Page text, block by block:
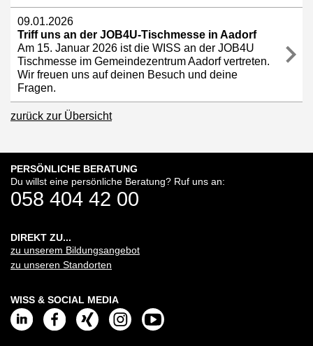
09.01.2026
Triff uns an der JOB4U-Tischmesse in Aadorf
Am 15. Januar 2026 ist die WISS an der JOB4U
Tischmesse im Gemeindezentrum Aadorf vertreten.
Wir freuen uns auf deinen Besuch und deine
Fragen.
zurück zur Übersicht
PERSÖNLICHE BERATUNG
Du willst eine persönliche Beratung? Ruf uns an:
058 404 42 00
DIREKT ZU...
zu unserem Bildungsangebot
zu unseren Standorten
WISS & SOCIAL MEDIA